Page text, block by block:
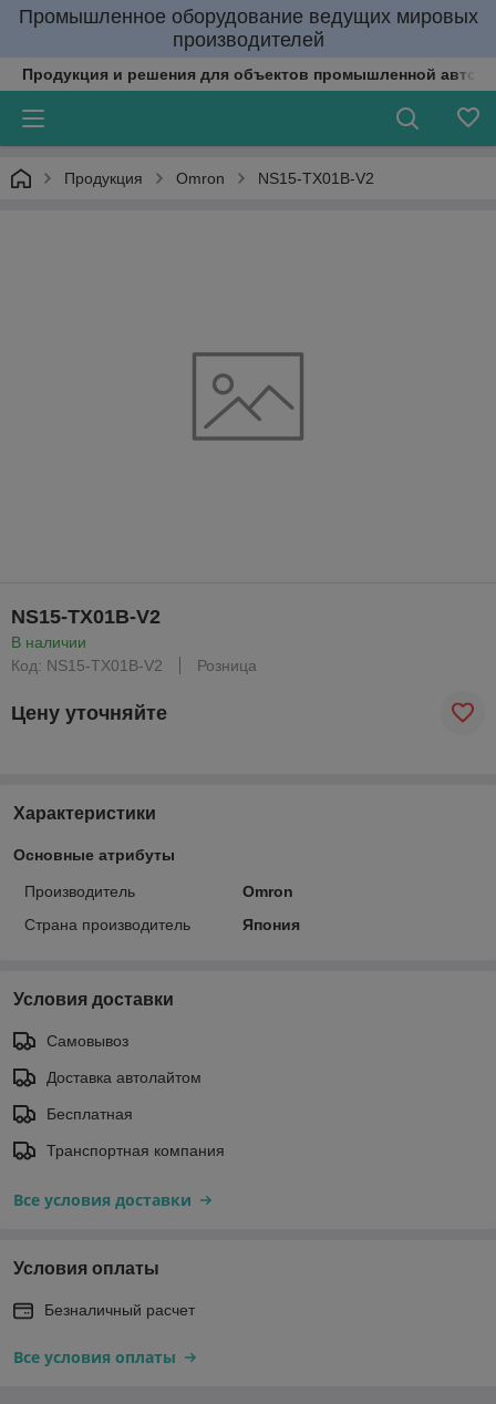
Промышленное оборудование ведущих мировых
производителей
Продукция и решения для объектов промышленной
Продукция Omron NS15-TX01B-V2
NS15-TX01B-V2
В наличии
Код: NS15-TX01B-V2
Розница
Цену уточняйте
Характеристики
Основные атрибуты
Производитель
Omron
Страна производитель
Япония
Условия доставки
Самовывоз
Доставка автолайтом
Бесплатная
Транспортная компания
Все условия доставки
Условия оплаты
Безналичный расчет
Все условия оплаты